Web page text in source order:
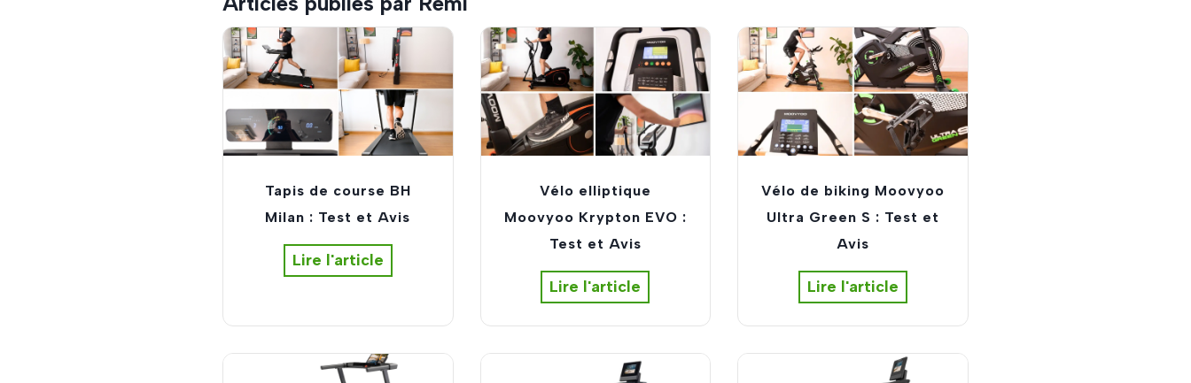
Tapis de course BH
Milan : Test et Avis
Lire l'articleT
a
i
s
d
Vélo elliptique
Moovyoo Krypton EVO :
Test et Avis
Lire l'article
é
l
o
e
Vélo de biking Moovyoo
Ultra Green S : Test et
Avis
Lire l'article
é
l
o
d